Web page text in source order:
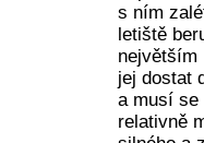
s ním
letiště
největším
jej dostat
a musí se
relativně